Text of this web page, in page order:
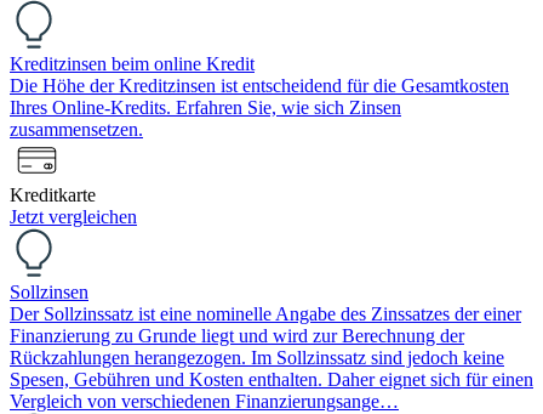
Kreditzinsen beim online Kredit
Die Höhe der Kreditzinsen ist entscheidend für die Gesamtkosten
Ihres Online-Kredits. Erfahren Sie, wie sich Zinsen
zusammensetzen.
Kreditkarte
Jetzt vergleichen
Sollzinsen
Der Sollzinssatz ist eine nominelle Angabe des Zinssatzes der einer
Finanzierung zu Grunde liegt und wird zur Berechnung der
Rückzahlungen herangezogen. Im Sollzinssatz sind jedoch keine
Spesen, Gebühren und Kosten enthalten. Daher eignet sich für einen
Vergleich von verschiedenen Finanzierungsange…